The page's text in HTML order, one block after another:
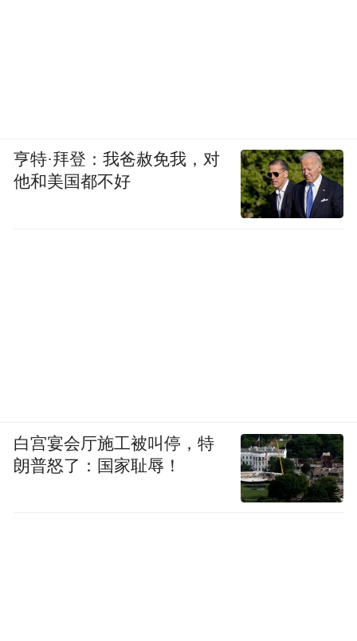
亨特·拜登：我爸赦免我，对
他和美国都不好
白宫宴会厅施工被叫停，特
朗普怒了：国家耻辱！